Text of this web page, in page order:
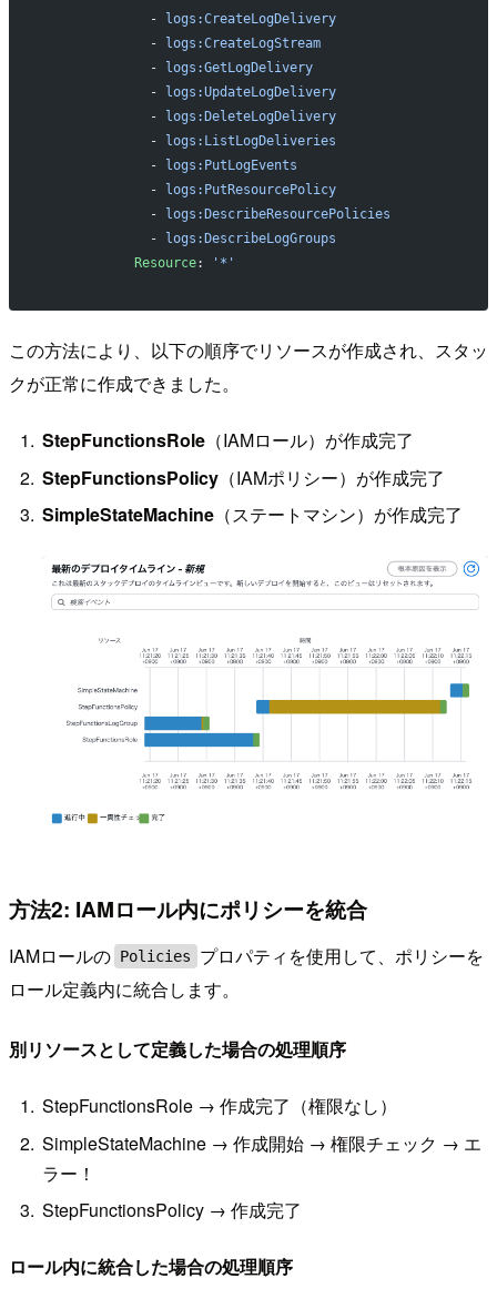
              -
logs:CreateLogDelivery
              -
logs:CreateLogStream
              -
logs:GetLogDelivery
              -
logs:UpdateLogDelivery
              -
logs:DeleteLogDelivery
              -
logs:ListLogDeliveries
              -
logs:PutLogEvents
              -
logs:PutResourcePolicy
              -
logs:DescribeResourcePolicies
              -
logs:DescribeLogGroups
            Resource
: '*'
この方法により、以下の順序でリソースが作成され、スタッ
クが正常に作成できました。
StepFunctionsRole （IAMロール）が作成完了
StepFunctionsPolicy （IAMポリシー）が作成完了
SimpleStateMachine （ステートマシン）が作成完了
方法2: IAMロール内にポリシーを統合
IAMロールの Policies
プロパティを使用して、ポリシーを
ロール定義内に統合します。
別リソースとして定義した場合の処理順序
StepFunctionsRole → 作成完了（権限なし）
SimpleStateMachine → 作成開始 → 権限チェック → エ
ラー！
StepFunctionsPolicy → 作成完了
ロール内に統合した場合の処理順序